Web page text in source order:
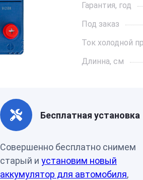
Гарантия, год
Под заказ
Ток холодной
Длинна, см
Ёмкость, Ач
Бесплатная установка
Совершенно бесплатно снимем
старый и установим новый
аккумулятор для автомобиля,